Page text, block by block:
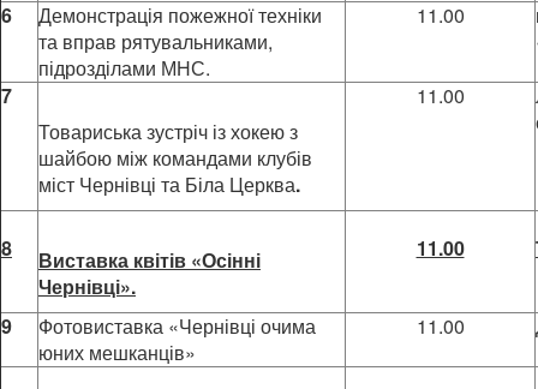
6
Демонстрація пожежної техніки
та вправ рятувальниками,
підрозділами МНС.
11.00
7
Товариська зустріч із хокею з
шайбою між командами клубів
міст Чернівці та Біла Церква.
11.00
8
Виставка квітів «Осінні
Чернівці».
11.00
9
Фотовиставка «Чернівці очима
юних мешканців»
11.00